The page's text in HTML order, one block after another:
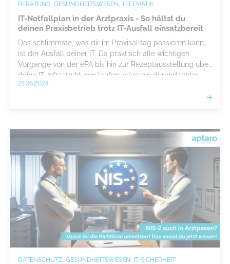
BERATUNG, GESUNDHEITSWESEN, TELEMATIK
IT-Notfallplan in der Arztpraxis - So hältst du
deinen Praxisbetrieb trotz IT-Ausfall einsatzbereit
Das schlimmste, was dir im Praxisalltag passieren kann,
ist der Ausfall deiner IT. Da praktisch alle wichtigen
Vorgänge von der ePA bis hin zur Rezeptausstellung über
deine IT-Infrastrukturen laufen, wäre ein durchdachter
Notfallplan schon eine gute Sache. Wir sagen dir, was du
21.06.2024
DATENSCHUTZ, GESUNDHEITSWESEN, IT-SICHERHEIT